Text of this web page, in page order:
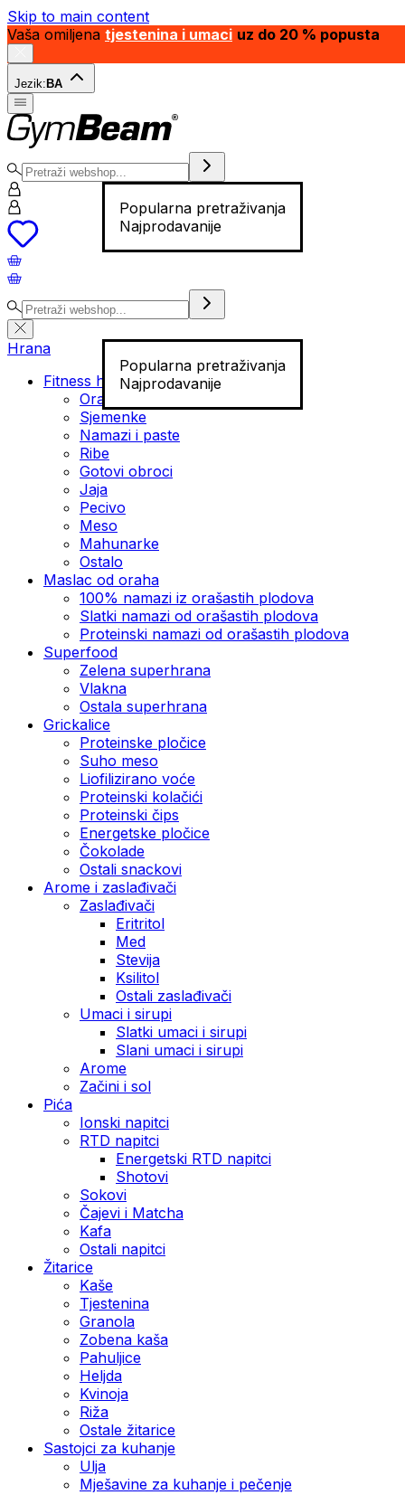
Skip to main content
Vaša omiljena tjestenina i umaci uz do 20 % popusta
Jezik: BA
Popularna pretraživanja
Najprodavanije
Popularna pretraživanja
Najprodavanije
Hrana
Fitness hrana
Orašasti plodovi
Sjemenke
Namazi i paste
Ribe
Gotovi obroci
Jaja
Pecivo
Meso
Mahunarke
Ostalo
Maslac od oraha
100% namazi iz orašastih plodova
Slatki namazi od orašastih plodova
Proteinski namazi od orašastih plodova
Superfood
Zelena superhrana
Vlakna
Ostala superhrana
Grickalice
Proteinske pločice
Suho meso
Liofilizirano voće
Proteinski kolačići
Proteinski čips
Energetske pločice
Čokolade
Ostali snackovi
Arome i zaslađivači
Zaslađivači
Eritritol
Med
Stevija
Ksilitol
Ostali zaslađivači
Umaci i sirupi
Slatki umaci i sirupi
Slani umaci i sirupi
Arome
Začini i sol
Pića
Ionski napitci
RTD napitci
Energetski RTD napitci
Shotovi
Sokovi
Čajevi i Matcha
Kafa
Ostali napitci
Žitarice
Kaše
Tjestenina
Granola
Zobena kaša
Pahuljice
Heljda
Kvinoja
Riža
Ostale žitarice
Sastojci za kuhanje
Ulja
Mješavine za kuhanje i pečenje